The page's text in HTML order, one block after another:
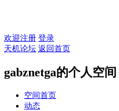
欢迎注册 登录
天机论坛 返回首页
gabznetga的个人空间
空间首页
动态